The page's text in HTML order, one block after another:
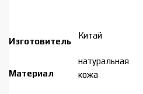
Изготовитель
Китай
Материал
натуральная
кожа